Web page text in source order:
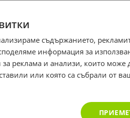
съдържанието,
информация за
реклама и анализи, които може
или която са събрали от